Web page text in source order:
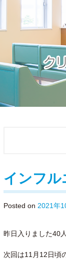
インフル
Posted on 2021年
昨日入りました40
次回は11月12日頃